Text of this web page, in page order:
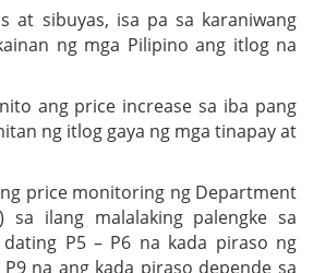
at sibuyas, isa pa sa karaniwang
ng mga Pilipino ang itlog na
ang price increase sa iba pang
ng itlog gaya ng mga tinapay at
price monitoring ng Department
sa ilang malalaking palengke sa
P5 – P6 na kada piraso ng
na ang kada piraso depende sa